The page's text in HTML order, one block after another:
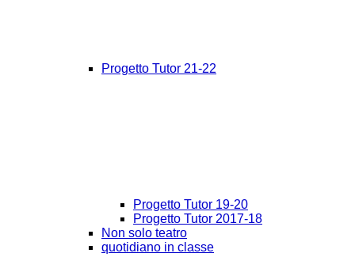
Progetto Tutor 21-22
Progetto Tutor 19-20
Progetto Tutor 2017-18
Non solo teatro
quotidiano in classe